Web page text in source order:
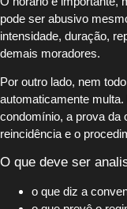
pode ser abusivo
intensidade, duração,
demais moradores.
Por outro lado, nem
automaticamente
condomínio, a prova da
reincidência e o
O que deve ser
o que diz a